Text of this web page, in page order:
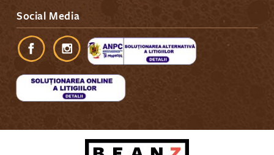
Social Media